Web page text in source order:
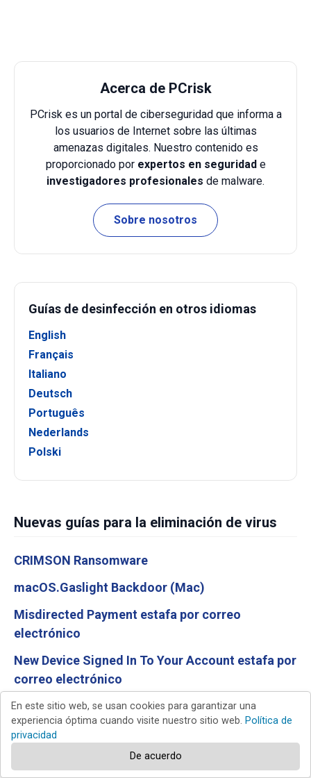
Acerca de PCrisk
PCrisk es un portal de ciberseguridad que informa a
los usuarios de Internet sobre las últimas
amenazas digitales. Nuestro contenido es
proporcionado por expertos en seguridade
investigadores profesionales de malware.
Sobre nosotros
Guías de desinfección en otros idiomas
English
Français
Italiano
Deutsch
Português
Nederlands
Polski
Nuevas guías para la eliminación de virus
CRIMSON Ransomware
macOS.Gaslight Backdoor (Mac)
Misdirected Payment estafa por correo
electrónico
New Device Signed In To Your Account estafa por
correo electrónico
Trip.com Booking Confirmation Email Virus
Top de guías para la eliminación de virus
En este sitio web, se usan cookies para garantizar una
experiencia óptima cuando visite nuestro sitio web. Política de
privacidad
De acuerdo